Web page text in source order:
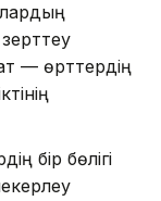
— өрттердің
бір бөлігі